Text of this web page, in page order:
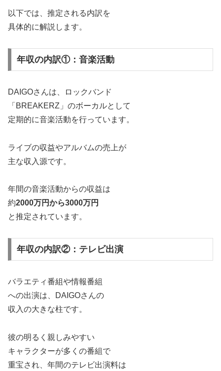
以下では、推定される内訳を
具体的に解説します。
年収の内訳①：音楽活動
DAIGOさんは、ロックバンド
「BREAKERZ」のボーカルとして
定期的に音楽活動を行っています。
ライブの収益やアルバムの売上が
主な収入源です。
年間の音楽活動からの収益は
約2000万円から3000万円
と推定されています。
年収の内訳②：テレビ出演
バラエティ番組や情報番組
への出演は、DAIGOさんの
収入の大きな柱です。
彼の明るく親しみやすい
キャラクターが多くの番組で
重宝され、年間のテレビ出演料は